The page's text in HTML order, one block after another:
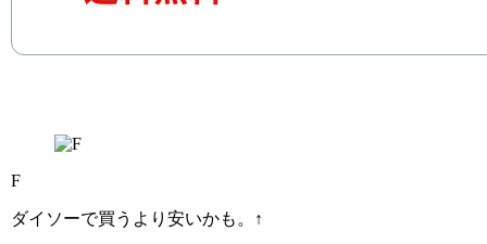
F
ダイソーで買うより安いかも。↑